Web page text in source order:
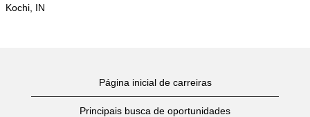
Kochi, IN
Página inicial de carreiras
Principais busca de oportunidades